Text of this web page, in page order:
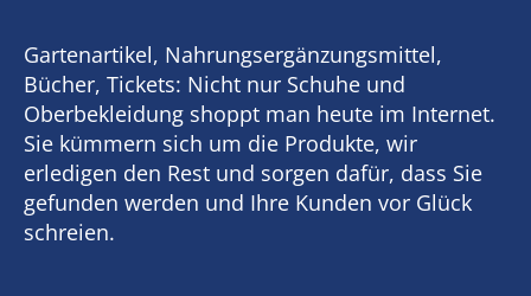
Gartenartikel, Nahrungsergänzungsmittel,
Bücher, Tickets: Nicht nur Schuhe und
Oberbekleidung shoppt man heute im Internet.
Sie kümmern sich um die Produkte, wir
erledigen den Rest und sorgen dafür, dass Sie
gefunden werden und Ihre Kunden vor Glück
schreien.